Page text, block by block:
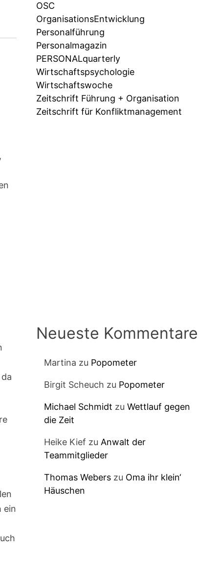
ein
OSC
OrganisationsEntwicklung
Personalführung
Personalmagazin
PERSONALquarterly
Wirtschaftspsychologie
Wirtschaftswoche
Zeitschrift Führung + Organisation
Zeitschrift für Konfliktmanagement
Neueste Kommentare
Martina zu Popometer
Birgit Scheuch zu Popometer
Michael Schmidt zu Wettlauf gegen
die Zeit
Heike Kief zu Anwalt der
Teammitglieder
Thomas Weberszu Oma ihr klein‘
Häuschen